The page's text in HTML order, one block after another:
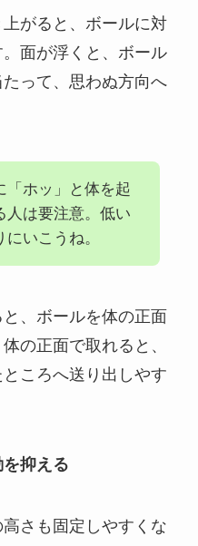
がると、ボールに対
面が浮くと、ボール
って、思わぬ方向へ
「ホッ」と体を起
人は要注意。低い
いこうね。
、ボールを体の正面
の正面で取れると、
ころへ送り出しやす
抑える
さも固定しやすくな